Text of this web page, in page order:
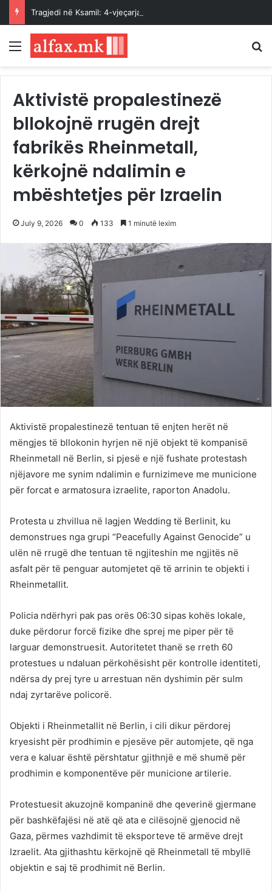
Menu
Aktivistë propalestinezë
bllokojnë rrugën drejt
fabrikës Rheinmetall,
kërkojnë ndalimin e
mbështetjes për Izraelin
July 9, 2026 0 133 1 minutë lexim
Aktivistë propalestinezë tentuan të enjten herët në
mëngjes të bllokonin hyrjen në një objekt të kompanisë
Rheinmetall në Berlin, si pjesë e një fushate protestash
njëjavore me synim ndalimin e furnizimeve me municione
për forcat e armatosura izraelite, raporton Anadolu.
Protesta u zhvillua në lagjen Wedding të Berlinit, ku
demonstrues nga grupi “Peacefully Against Genocide” u
ulën në rrugë dhe tentuan të ngjiteshin me ngjitës në
asfalt për të penguar automjetet që të arrinin te objekti i
Rheinmetallit.
Policia ndërhyri pak pas orës 06:30 sipas kohës lokale,
duke përdorur forcë fizike dhe sprej me piper për të
larguar demonstruesit. Autoritetet thanë se rreth 60
protestues u ndaluan përkohësisht për kontrolle identiteti,
ndërsa dy prej tyre u arrestuan nën dyshimin për sulm
ndaj zyrtarëve policorë.
Objekti i Rheinmetallit në Berlin, i cili dikur përdorej
kryesisht për prodhimin e pjesëve për automjete, që nga
vera e kaluar është përshtatur gjithnjë e më shumë për
prodhimin e komponentëve për municione artilerie.
Protestuesit akuzojnë kompaninë dhe qeverinë gjermane
për bashkëfajësi në atë që ata e cilësojnë gjenocid në
Gaza, përmes vazhdimit të eksporteve të armëve drejt
Izraelit. Ata gjithashtu kërkojnë që Rheinmetall të mbyllë
objektin e saj të prodhimit në Berlin.